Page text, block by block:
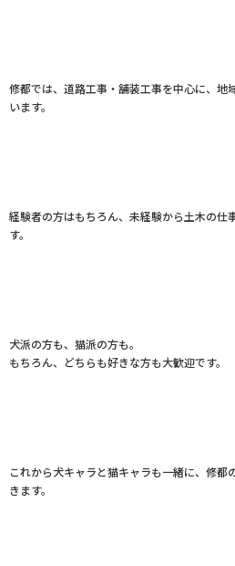
修都では、道路工事・舗装工事を中心に、地
います。
経験者の方はもちろん、未経験から土木の仕
す。
犬派の方も、猫派の方も。
もちろん、どちらも好きな方も大歓迎です。
これから犬キャラと猫キャラも一緒に、修都
きます。